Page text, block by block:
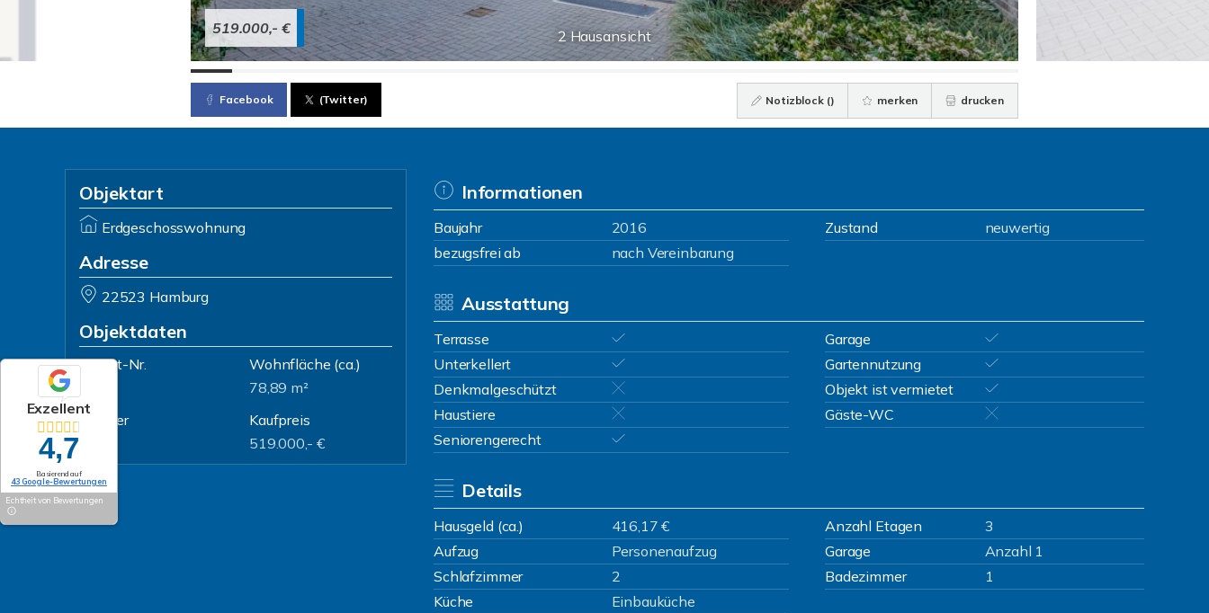
2 Hausansicht
519.000,- €
Facebook (Twitter) Notizblock () merken drucken
Objektart
Erdgeschosswohnung
Adresse
22523 Hamburg
Objektdaten
Objekt-Nr.
Wohnfläche (ca.)
78,89 m²
Zimmer
Kaufpreis
519.000,- €
Informationen
Baujahr 2016 Zustand
neuwertig
bezugsfrei ab
nach Vereinbarung
Ausstattung
Terrasse
Garage
Unterkellert
Gartennutzung
Denkmalgeschützt
Objekt ist vermietet
Haustiere
Gäste-WC
Seniorengerecht
Details
Hausgeld (ca.) 416,17 € Anzahl Etagen
3
Aufzug
Personenaufzug Garage
Anzahl 1
Schlafzimmer
2 Badezimmer
1
Küche
Einbauküche
Exzellent
4,7
Basierend auf
43 Google-Bewertungen
Echtheit von Bewertungen